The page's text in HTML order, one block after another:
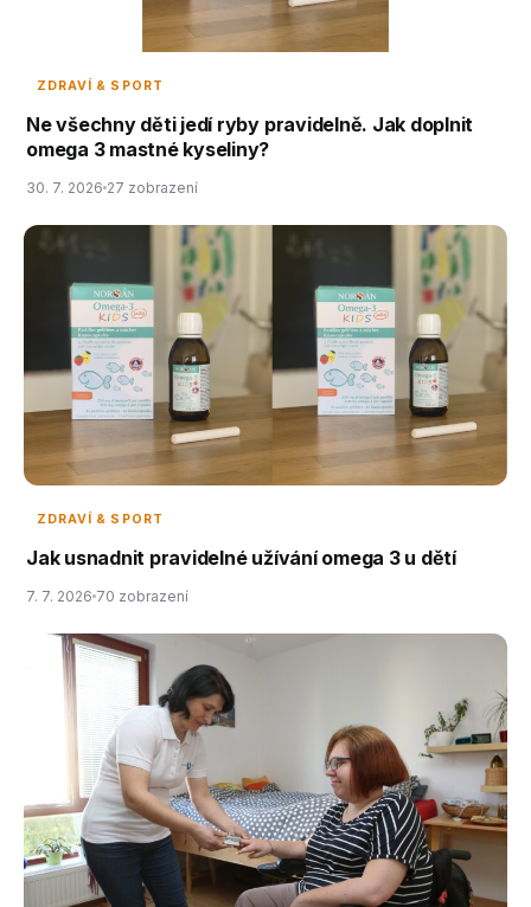
ZDRAVÍ & SPORT
Ne všechny děti jedí ryby pravidelně. Jak doplnit
omega 3 mastné kyseliny?
30. 7. 2026 27 zobrazení
ZDRAVÍ & SPORT
Jak usnadnit pravidelné užívání omega 3 u dětí
7. 7. 2026 70 zobrazení